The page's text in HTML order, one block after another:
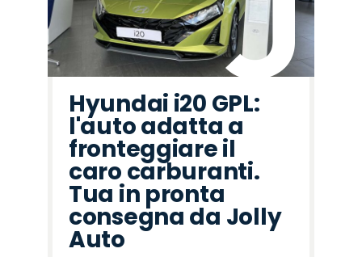
Hyundai i20 GPL:
l'auto adatta a
fronteggiare il
caro carburanti.
Tua in pronta
consegna da Jolly
Auto